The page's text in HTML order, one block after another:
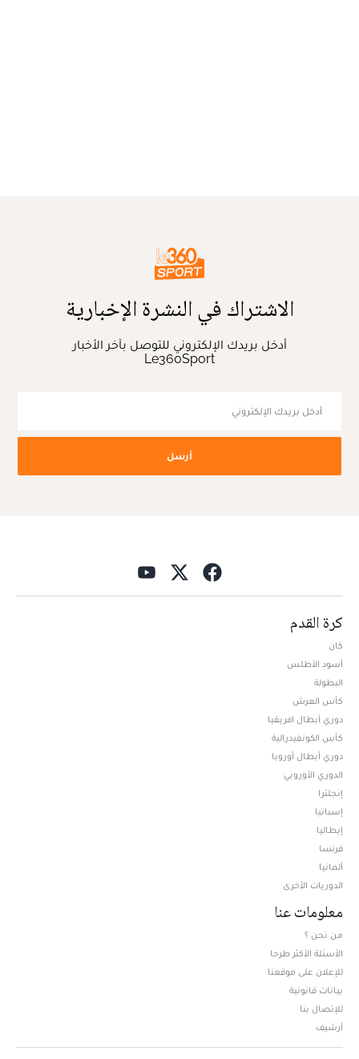
الاشتراك في النشرة الإخبارية
أدخل بريدك الإلكتروني للتوصل بآخر الأخبار
Le360Sport
أرسل
كرة القدم
كان
أسود الأطلس
البطولة
كأس العرش
دوري أبطال افريقيا
كأس الكونفيدرالية
دوري أبطال أوروبا
الدوري الأوروبي
إنجلترا
إسبانيا
إيطاليا
فرنسا
ألمانيا
الدوريات الأخرى
معلومات عنا
من نحن ؟
الأسئلة الأكثر طرحا
للإعلان على موقعنا
بيانات قانونية
للإتصال بنا
أرشيف